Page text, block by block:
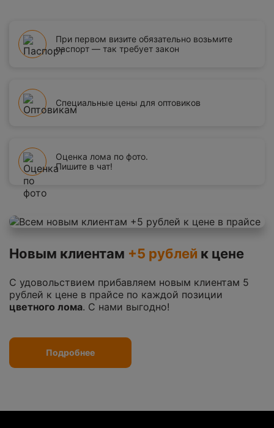
При первом визите обязательно возьмите
паспорт — так требует закон
Специальные цены для оптовиков
Оценка лома по фото.
Пишите в чат!
Новым клиентам +5 рублей к цене
С удовольствием прибавляем новым клиентам 5
рублей к цене в прайсе по каждой позиции
цветного лома. С нами выгодно!
Подробнее